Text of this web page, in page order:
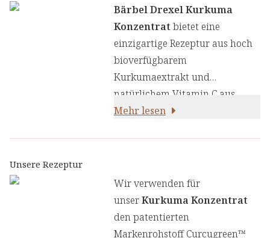
Bärbel Drexel Kurkuma
Konzentrat bietet eine
einzigartige Rezeptur aus hoch
bioverfügbarem
Kurkumaextrakt und
natürlichem Vitamin C aus
der Acerolafrucht. Diese
ellt eine wertvolle Alternative
zu Kapsel-Präparaten dar:
Mehr lesen
Unsere Rezeptur
Wir verwenden für
unserKurkuma Konzentrat
den patentierten
Markenrohstoff Curcugreen™